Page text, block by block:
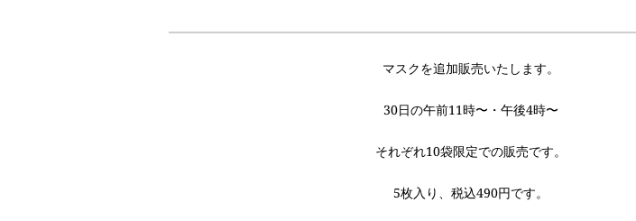
マスクを追加販売いたします。
30日の午前11時〜・午後4時〜
それぞれ10袋限定での販売です。
5枚入り、税込490円です。